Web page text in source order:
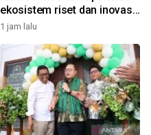
ekosistem riset dan inovasi
daerah
1 jam lalu